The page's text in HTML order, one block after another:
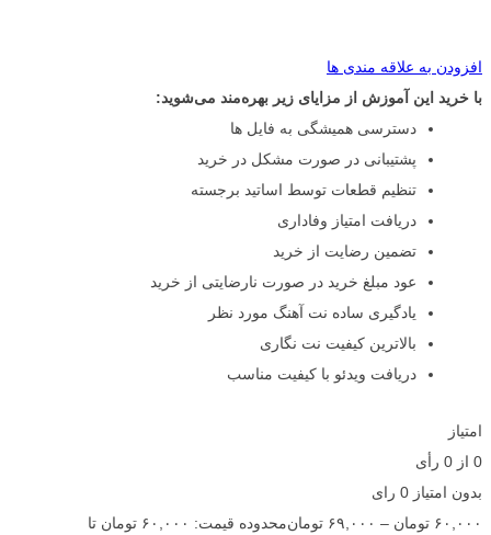
افزودن به علاقه مندی ها
با خرید این آموزش از مزایای زیر بهره‌مند می‌شوید:
دسترسی همیشگی به فایل ها
پشتیبانی در صورت مشکل در خرید
تنظیم قطعات توسط اساتید برجسته
دریافت امتیاز وفاداری
تضمین رضایت از خرید
عود مبلغ خرید در صورت نارضایتی از خرید
یادگیری ساده نت آهنگ مورد نظر
بالاترین کیفیت نت نگاری
دریافت ویدئو با کیفیت مناسب
امتیاز
0 از 0 رأی
بدون امتیاز 0 رای
۶۰,۰۰۰ تومان – ۶۹,۰۰۰ تومان
محدوده قیمت: ۶۰,۰۰۰ تومان تا